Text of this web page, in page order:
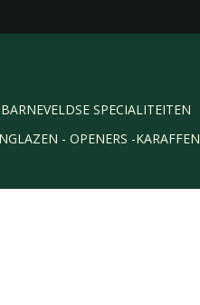
BARNEVELDSE SPECIALITEITEN
- OPENERS -KARAFFEN